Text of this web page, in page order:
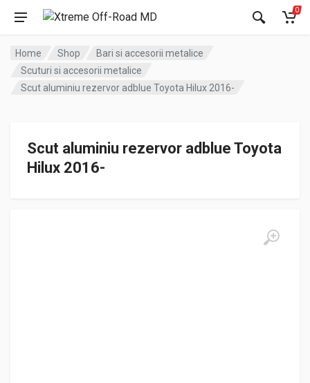
0
Home Shop
Bari si accesorii metalice
Scuturi si accesorii metalice
Scut aluminiu rezervor adblue Toyota Hilux 2016-
Scut aluminiu rezervor adblue Toyota
Hilux 2016-